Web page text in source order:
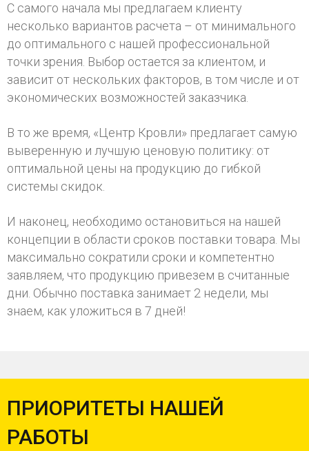
С самого начала мы предлагаем клиенту
несколько вариантов расчета – от минимального
до оптимального с нашей профессиональной
точки зрения. Выбор остается за клиентом, и
зависит от нескольких факторов, в том числе и от
экономических возможностей заказчика.
В то же время, «Центр Кровли» предлагает самую
выверенную и лучшую ценовую политику: от
оптимальной цены на продукцию до гибкой
системы скидок.
И наконец, необходимо остановиться на нашей
концепции в области сроков поставки товара. Мы
максимально сократили сроки и компетентно
заявляем, что продукцию привезем в считанные
дни. Обычно поставка занимает 2 недели, мы
знаем, как уложиться в 7 дней!
ПРИОРИТЕТЫ НАШЕЙ
РАБОТЫ